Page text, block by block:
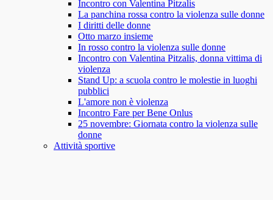
Incontro con Valentina Pitzalis
La panchina rossa contro la violenza sulle donne
I diritti delle donne
Otto marzo insieme
In rosso contro la violenza sulle donne
Incontro con Valentina Pitzalis, donna vittima di
violenza
Stand Up: a scuola contro le molestie in luoghi
pubblici
L'amore non è violenza
Incontro Fare per Bene Onlus
25 novembre: Giornata contro la violenza sulle
donne
Attività sportive